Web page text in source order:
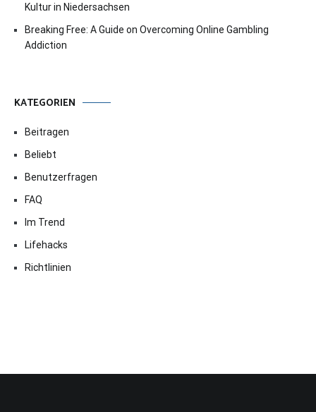
Kultur in Niedersachsen
Breaking Free: A Guide on Overcoming Online Gambling
Addiction
KATEGORIEN
Beitragen
Beliebt
Benutzerfragen
FAQ
Im Trend
Lifehacks
Richtlinien